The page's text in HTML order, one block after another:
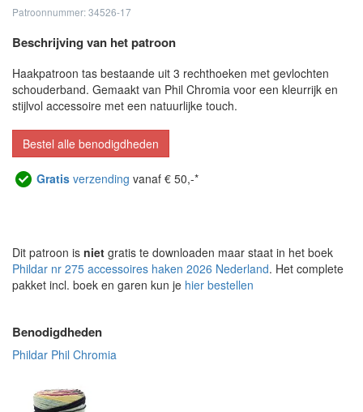
Patroonnummer: 34526-17
Beschrijving van het patroon
Haakpatroon tas bestaande uit 3 rechthoeken met gevlochten
schouderband. Gemaakt van Phil Chromia voor een kleurrijk en
stijlvol accessoire met een natuurlijke touch.
Bestel alle benodigdheden
Gratis verzending vanaf € 50,-*
Dit patroon is niet gratis te downloaden maar staat in het boek
Phildar nr 275 accessoires haken 2026 Nederland. Het complete
pakket incl. boek en garen kun je hier bestellen
Benodigdheden
Phildar Phil Chromia